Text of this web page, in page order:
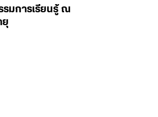
รมการเรียนรู้ ณ
ยุ